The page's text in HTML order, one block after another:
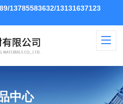
13785583632/13131637123
中心